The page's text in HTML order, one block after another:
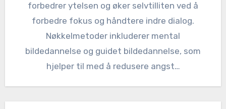
forbedrer ytelsen og øker selvtilliten ved å
forbedre fokus og håndtere indre dialog.
Nøkkelmetoder inkluderer mental
bildedannelse og guidet bildedannelse, som
hjelper til med å redusere angst…